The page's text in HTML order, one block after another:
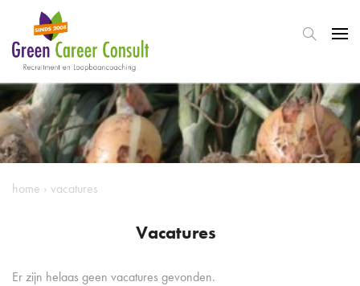
home › vacatures
Vacatures
Er zijn helaas geen vacatures gevonden.